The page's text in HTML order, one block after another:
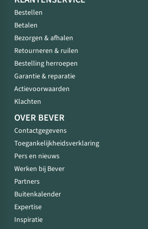
Bestellen
Betalen
Bezorgen & afhalen
Retourneren & ruilen
Bestelling herroepen
Garantie & reparatie
Actievoorwaarden
Klachten
OVER BEVER
Contactgegevens
Toegankelijkheidsverklaring
Pers en nieuws
Werken bij Bever
Partners
Buitenkalender
Expertise
Inspiratie